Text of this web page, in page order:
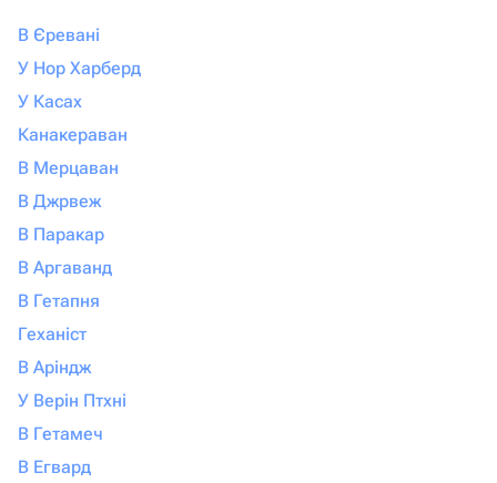
В Єревані
У Нор Харберд
У Касах
Канакераван
В Мерцаван
В Джрвеж
В Паракар
В Аргаванд
В Гетапня
Геханіст
В Аріндж
У Верін Птхні
В Гетамеч
В Егвард